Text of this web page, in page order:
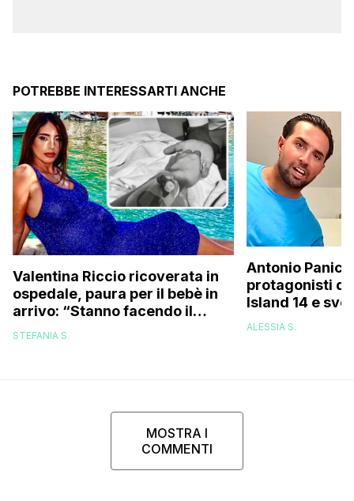
POTREBBE INTERESSARTI ANCHE
Valentina Riccio ricoverata in
ospedale, paura per il bebè in
arrivo: “Stanno facendo il
possibile per evitare che
STEFANIA S
Antonio
protagonisti di
Island 14 e
sono quelli
ALESSIA S.
MOSTRA I
COMMENTI